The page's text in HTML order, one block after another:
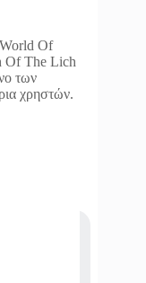
World Of
Of The Lich
των
χρηστών.